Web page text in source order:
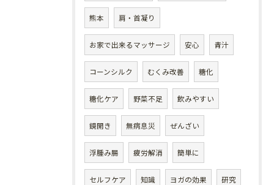
熊本 肩・首凝り
お家で出来るマッサージ 安心 青汁
コーンシルク むくみ改善 糖化
糖化ケア 野菜不足 飲みやすい
鏡開き 無病息災 ぜんざい
浮腫み腸 疲労解消 簡単に
セルフケア 知識 ヨガの効果 研究